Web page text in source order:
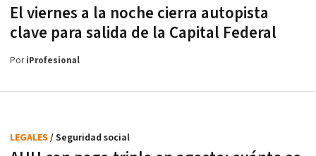
El viernes a la noche cierra autopista
clave para salida de la Capital Federal
PoriProfesional
LEGALES / Seguridad social